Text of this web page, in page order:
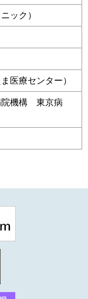
ック）
医療センター）
院機構 東京病